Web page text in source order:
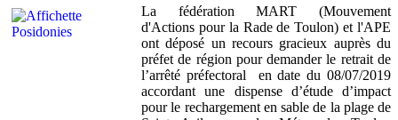
La fédération MART (Mouvement
d'Actions pour la Rade de Toulon) et l'APE
ont déposé un recours gracieux auprès du
préfet de région pour demander le retrait de
l’arrêté préfectoral en date du 08/07/2019
accordant une dispense d’étude d’impact
pour le rechargement en sable de la plage de